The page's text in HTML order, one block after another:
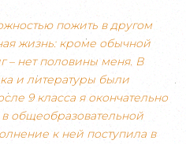
пожить в другом
жизнь: кроме обычной
– нет половины меня. В
и литературы были
9 класса я окончательно
в общеобразовательной
к ней поступила в